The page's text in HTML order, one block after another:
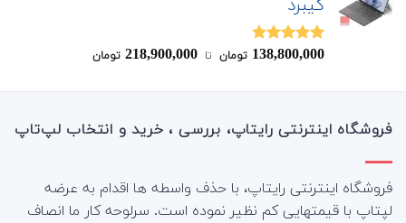
کیبرد
نمره4.80
138,800,000 تومان ‌ تا ‌ 218,900,000 تومان
فروشگاه اینترنتی رایتاپ، بررسی ، خرید و انتخاب لپ‌تاپ
فروشگاه اینترنتی رایتاپ، با حذف واسطه ها اقدام به عرضه
لپتاپ با قیمتهایی کم نظیر نموده است. سرلوحه کار ما انصاف